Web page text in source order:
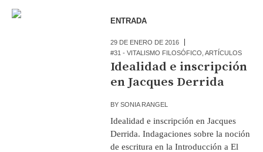
ENTRADA
29 DE ENERO DE 2016
#31 - VITALISMO FILOSÓFICO ,ARTÍCULOS
Idealidad e inscripción
en Jacques Derrida
BYSONIA RANGEL
Idealidad e inscripción en Jacques
Derrida. Indagaciones sobre la noción
de escritura en la Introducción a El